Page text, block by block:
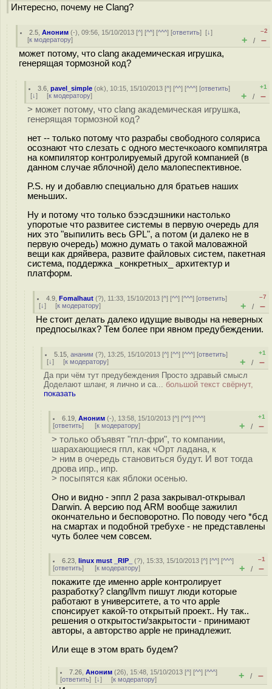
Интересно, почему не Clang?
2.5 ,Аноним (-), 09:56, 15/10/2013 [^] [^^] [^^^] [ответить][↓]
[к модератору]
–2
+ / –
может потому, что clang академическая игрушка,
генерящая тормозной код?
3.6 ,pavel_simple (ok), 10:15, 15/10/2013 [^] [^^] [^^^] [ответить]
[↓] [к модератору]
+1
+ / –
> может потому, что clang академическая игрушка,
генерящая тормозной код?
нет -- только потому что разрабы свободного соляриса
осознают что слезать с одного местечкоаого компилятра
на компилятор контролируемый другой компанией (в
данном случае яблочной) дело малопеспективное.
P.S. ну и добавлю специально для братьев наших
меньших.
Ну и потому что только бээсдэшники настолько
упоротые что развитее системы в первую очередь для
них это "выпилить весь GPL", а потом (и далеко не в
первую очередь) можно думать о такой маловажной
вещи как дряйвера, развите файловых систем, пакетная
система, поддержка _конкретных_ архитектур и
платформ.
4.9 ,Fomalhaut (?), 11:33, 15/10/2013 [^] [^^] [^^^] [ответить]
[↓] [к модератору]
–7
+ / –
Не стоит делать далеко идущие выводы на неверных
предпосылках? Тем более при явном предубеждении.
5.15 ,ананим (?), 13:25, 15/10/2013 [^] [^^] [^^^] [ответить]
[↓] [к модератору]
+1
+ / –
Да при чём тут предубеждения Просто здравый смысл
Доделают шланг, я лично и са... большой текст свёрнут,
показать
6.19 ,Аноним (-), 13:58, 15/10/2013 [^] [^^] [^^^]
[ответить] [к модератору]
+1
+ / –
> только объявят "гпл-фри", то компании,
шарахающиеся гпл, как чОрт ладана, к
> ним в очередь становиться будут. И вот тогда
дрова ипр., ипр.
> посыпятся как яблоки осенью.
Оно и видно - эппл 2 раза закрывал-открывал
Darwin. А версию под ARM вообще зажилил
окончательно и бесповоротно. По поводу чего *бсд
на смартах и подобной требухе - не представлены
чуть более чем совсем.
6.23 ,linux must _RIP_ (?), 15:33, 15/10/2013 [^] [^^] [^^^]
[ответить] [к модератору]
–1
+ / –
покажите где именно apple контролирует
разработку? clang/llvm пишут люди которые
работают в университете, а то что apple
спонсирует какой-то открытый проект.. Ну так..
решения о открытости/закрытости - принимают
авторы, а авторство apple не принадлежит.
Или еще в этом врать будем?
7.26 ,Аноним (26), 15:48, 15/10/2013 [^] [^^] [^^^]
[ответить] [↓] [к модератору] + / –